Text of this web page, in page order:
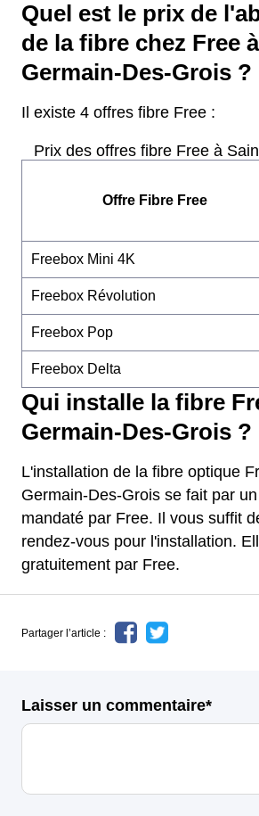
Quel est le prix de
de la fibre chez Free
Germain-Des-Grois ?
Il existe 4 offres fibre Free :
Prix des offres fibre Free à
Offre Fibre Free
Freebox Mini 4K
Freebox Révolution
Freebox Pop
Freebox Delta
Qui installe la fibre
Germain-Des-Grois ?
L'installation de la fibre optique
Germain-Des-Grois se fait par
mandaté par Free. Il vous suffit
rendez-vous pour l'installation.
gratuitement par Free.
Partager l’article :
Laisser un commentaire*